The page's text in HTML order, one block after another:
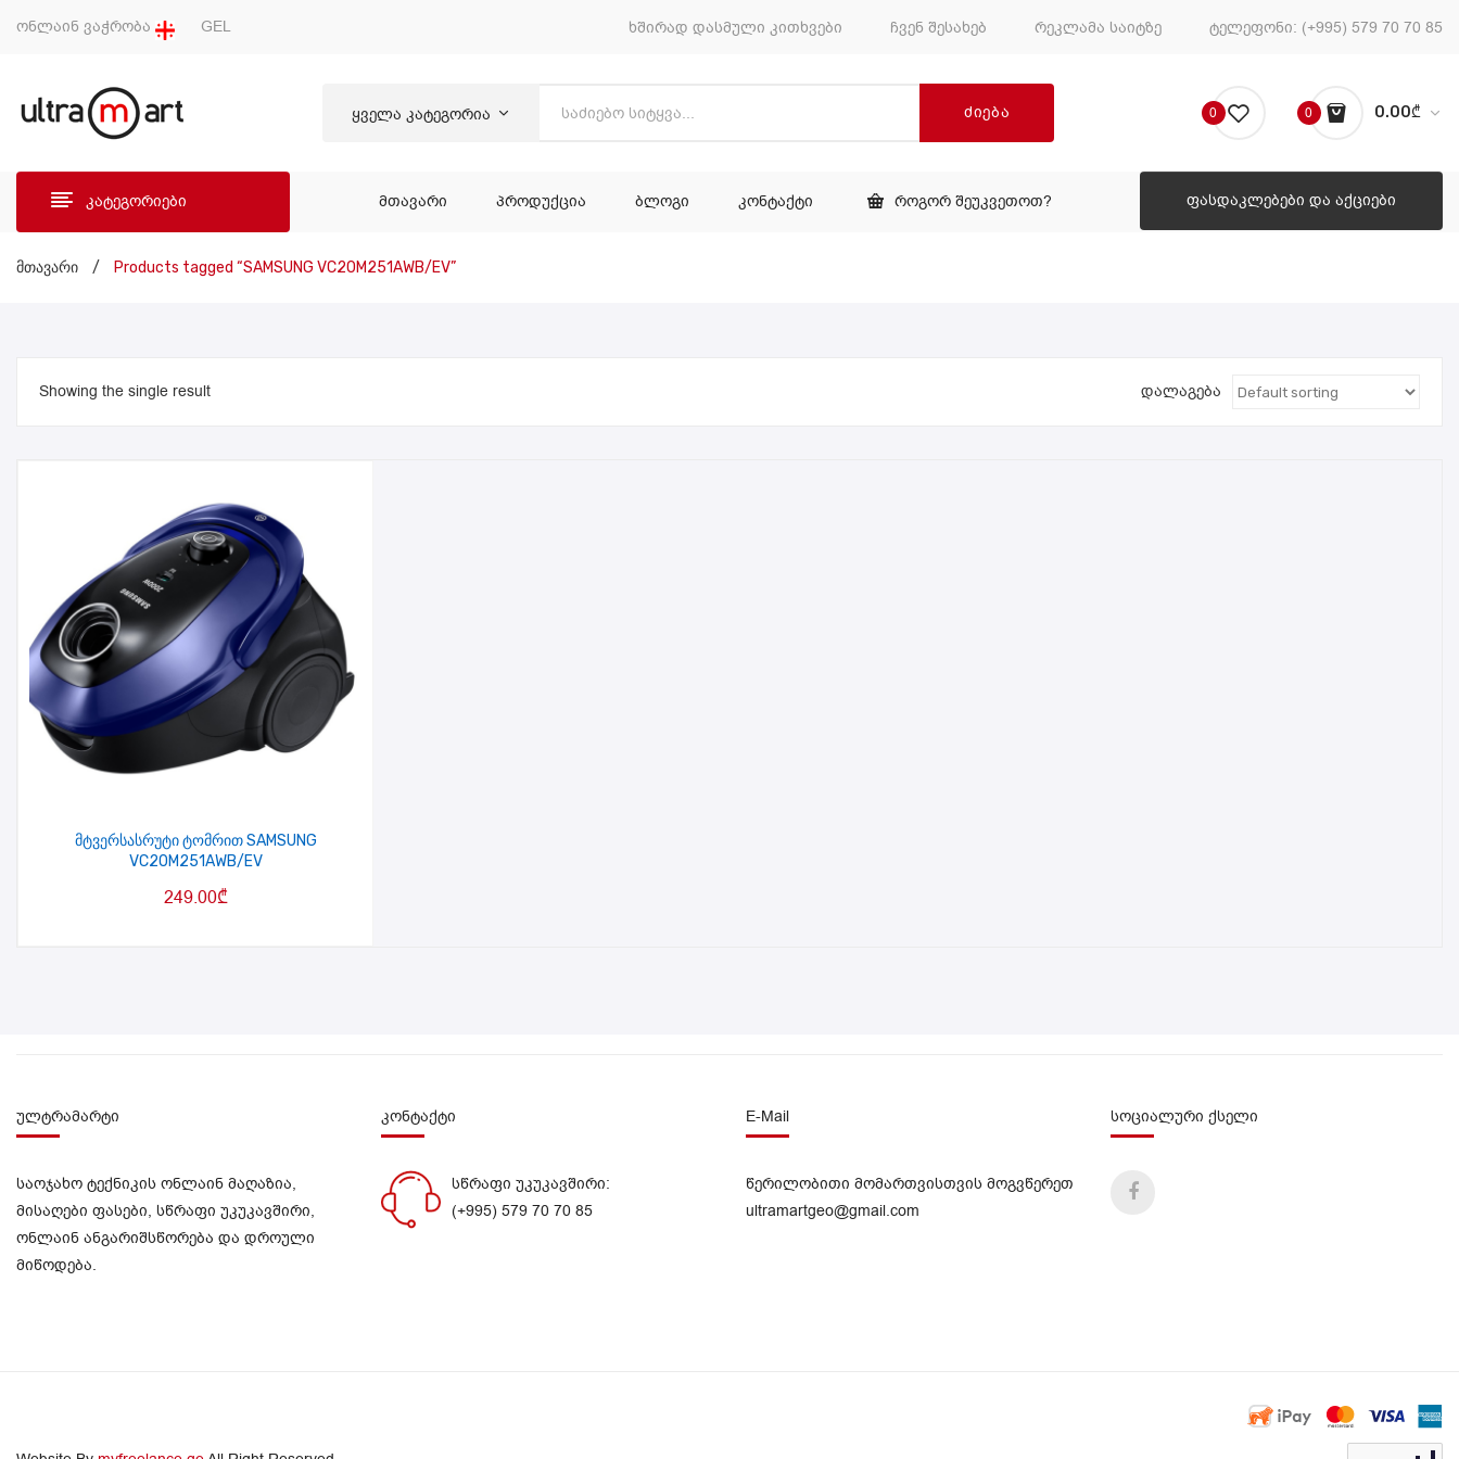
ონლაინ ვაჭრობა GEL ხშირად დასმული კითხვები ჩვენ შესახებ რეკლამა საიტზე ტელეფონი: (+995) 579 70 70 85
ყველა კატეგორია ძიება 0 0 0.00₾
No products in the cart.
კატეგორიები
ᲛᲗᲐᲕᲐᲠᲘ ᲞᲠᲝᲓᲣᲥᲪᲘᲐ ᲑᲚᲝᲒᲘ ᲙᲝᲜᲢᲐᲥᲢᲘ ᲠᲝᲒᲝᲠ ᲨᲔᲣᲙᲕᲔᲗᲝᲗ? ფასდაკლებები და აქციები
მთავარი / Products tagged “SAMSUNG VC20M251AWB/EV”
Showing the single result დალაგება
მტვერსასრუტი ტომრით SAMSUNG
VC20M251AWB/EV
249.00₾
ულტრამარტი
საოჯახო ტექნიკის ონლაინ მაღაზია,
მისაღები ფასები, სწრაფი უკუკავშირი,
ონლაინ ანგარიშსწორება და დროული
მიწოდება.
კონტაქტი
სწრაფი უკუკავშირი:
(+995) 579 70 70 85
E-Mail
წერილობითი მომართვისთვის მოგვწერეთ
ultramartgeo@gmail.com
სოციალური ქსელი